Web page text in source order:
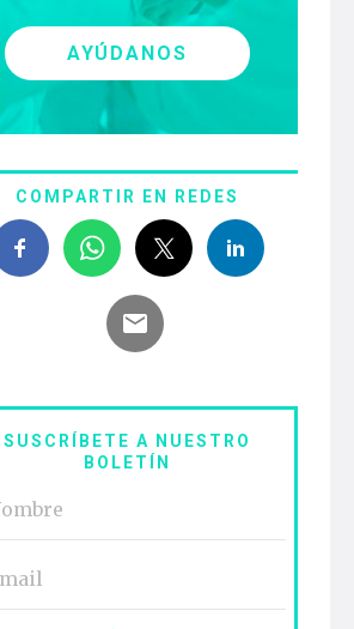
AYÚDANOS
COMPARTIR EN REDES
SUSCRÍBETE A NUESTRO
BOLETÍN